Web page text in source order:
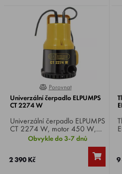
0%
Porovnat
Univerzální čerpadlo ELPUMPS
CT 2274 W
Univerzální čerpadlo ELPUMPS
CT 2274 W, motor 450 W,
max. dopravní výška 7 m,
max. dopravní množství 9000
l/h, pro čistou vodu. Ochranná
tepelná pojistka chrání motor
Obvykle do 3-7 dnů
2 390 Kč 9